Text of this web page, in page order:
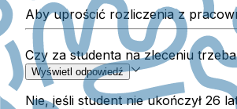
Aby uprościć rozliczenia z
Czy za studenta na zleceniu trzeba
Wyświetl odpowiedź
Nie, jeśli student nie ukończył 26